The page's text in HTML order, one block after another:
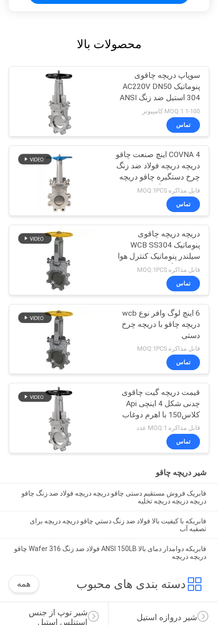
محصولات بالا
سوپاپ دریچه چاقوی
پنوماتیک AC220V DN50
304 استیل ضد زنگ ANSI
شیر دریچه پنوماتیک
چاقویی دوغابی
1-100 MOQ:1 کامپیوتر
تماس
COVNA 4 اینچ صنعت چاقو
دریچه دریچه فولاد ضد زنگ
چرخ دستگیره چاقو دریچه
دریچه ANSI گسل چاقو
دریچه دریچه
قابل مذاکره MOQ:1PCS
تماس
دریچه دریچه چاقوی
پنوماتیک WCB SS304
سیلندر پنوماتیک کنترل هوا
دو فلنج لگ دریچه چاقو
قابل مذاکره MOQ:1PCS
تماس
6 اینچ لوگ وافر نوع wcb
دریچه چاقو با دریچه چرخ
دستی
قابل مذاکره MOQ:1PCS
تماس
قیمت دریچه گیت چاقوی
چدنی شکل 4 اینچی Api
کلاس150 با اهرم دوغاب
قابل مذاکره MOQ:1 عدد
تماس
شیر دریچه چاقو
فابریک فروش مستقیم دستی چاقو دریچه دریچه فولاد ضد زنگ چاقو
دریچه دریچه دریچه تخلیه
فابريکه با کیفیت بالا فولاد ضد زنگ دستي چاقو دریچه دریچه برای
تصفيه آب
فابریکه دوامدار دمای بالا ANSI 150LB فولاد ضد زنگ 316 Wafer چاقو
دریچه دریچه
دسته بندی های محبوب همه
شیر توپ از جنس
استنلس استیل
شیر دروازه استیل